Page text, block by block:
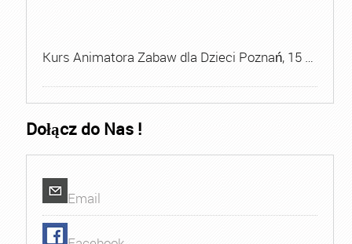
Kurs Animatora Zabaw dla Dzieci Poznań, 15 …
Dołącz do Nas !
Email